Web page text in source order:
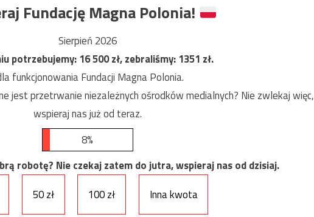
Fundację Magna Polonia!
Sierpień 2026
potrzebujemy:16 500zł, zebraliśmy:1351 zł.
funkcjonowania Fundacji Magna Polonia.
jest przetrwanie niezależnych ośrodków medialnych? Nie zwlekaj więc,
wspieraj nas już od teraz.
8%
robotę? Nie czekaj zatem do jutra, wspieraj nas od dzisiaj.
50 zł 100 zł
Inna kwota